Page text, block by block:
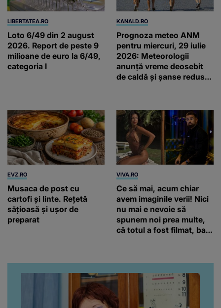
LIBERTATEA.RO
Loto 6/49 din 2 august
2026. Report de peste 9
milioane de euro la 6/49,
categoria I
KANALD.RO
Prognoza meteo ANM
pentru miercuri, 29 iulie
2026: Meteorologii
anunță vreme deosebit
de caldă și șanse reduse
EVZ.RO
Musaca de post cu
cartofi și linte. Rețetă
sățioasă și ușor de
preparat
VIVA.RO
Ce să mai, acum chiar
avem imaginile verii! Nici
nu mai e nevoie să
spunem noi prea multe,
că totul a fost filmat, ba
da, frumoasa iubită a lui
Florin Ristei e...